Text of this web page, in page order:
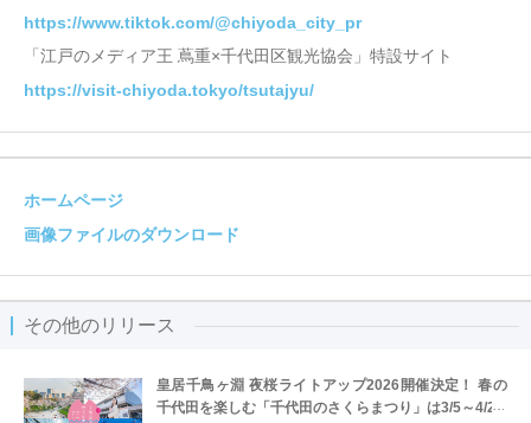
https://www.tiktok.com/@chiyoda_city_pr
「江戸のメディア王 蔦重×千代田区観光協会」特設サイト
https://visit-chiyoda.tokyo/tsutajyu/
ホームページ
画像ファイルのダウンロード
その他のリリース
皇居千鳥ヶ淵 夜桜ライトアップ2026開催決定！ 春の
千代田を楽しむ「千代田のさくらまつり」は3/5～4/22